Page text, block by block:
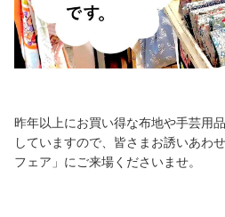
昨年以上にお買い得な布地や手芸用
していますので、皆さまお誘いあわ
フェア」にご来場くださいませ。